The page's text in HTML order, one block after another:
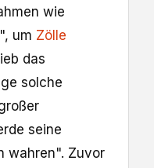
wie
um Zölle
das
solche
seine
wahren". Zuvor